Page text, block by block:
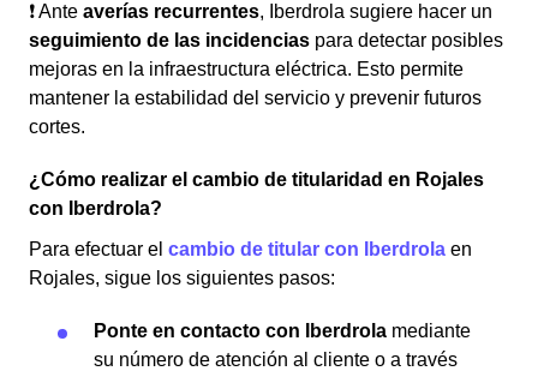
❗ Ante averías recurrentes, Iberdrola sugiere hacer un
seguimiento de las incidencias para detectar posibles
mejoras en la infraestructura eléctrica. Esto permite
mantener la estabilidad del servicio y prevenir futuros
cortes.
¿Cómo realizar el cambio de titularidad en Rojales
con Iberdrola?
Para efectuar el cambio de titular con Iberdrola en
Rojales, sigue los siguientes pasos:
Ponte en contacto con Iberdrola mediante
su número de atención al cliente o a través